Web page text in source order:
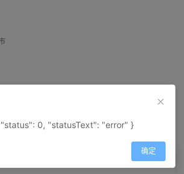
地图类型-景区导游图0, "statusText": "error" }
确定